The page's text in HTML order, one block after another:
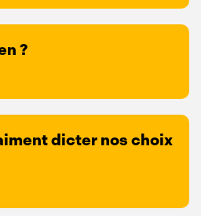
?
dicter nos choix